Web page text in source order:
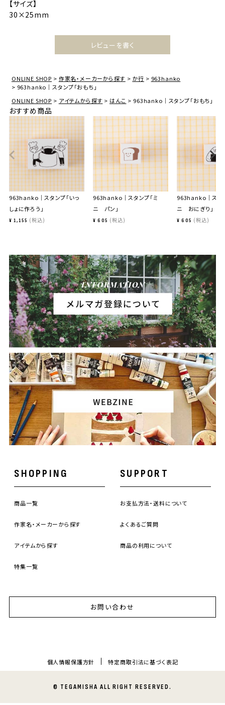
【サイズ】
30×25mm
レビューを書く
ONLINE SHOP 作家名・メーカーから探す か行
963hanko
963hanko｜スタンプ「おもち」
ONLINE SHOP
アイテムから探す はんこ 963hanko｜スタンプ「おもち」
おすすめ商品
963hanko｜スタンプ「いっ
しょに作ろう」
¥ 1,155 税込
963hanko｜スタンプ「ミ
ニ パン」
¥ 605 税込
963hanko｜スタ
ニ おにぎり」
¥ 605 税込
SHOPPING
商品一覧
作家名・メーカーから探す
アイテムから探す
特集一覧
SUPPORT
お支払方法・送料について
よくあるご質問
商品の利用について
お問い合わせ
個人情報保護方針 特定商取引法に基づく表記
© TEGAMISHA ALL RIGHT RESERVED.